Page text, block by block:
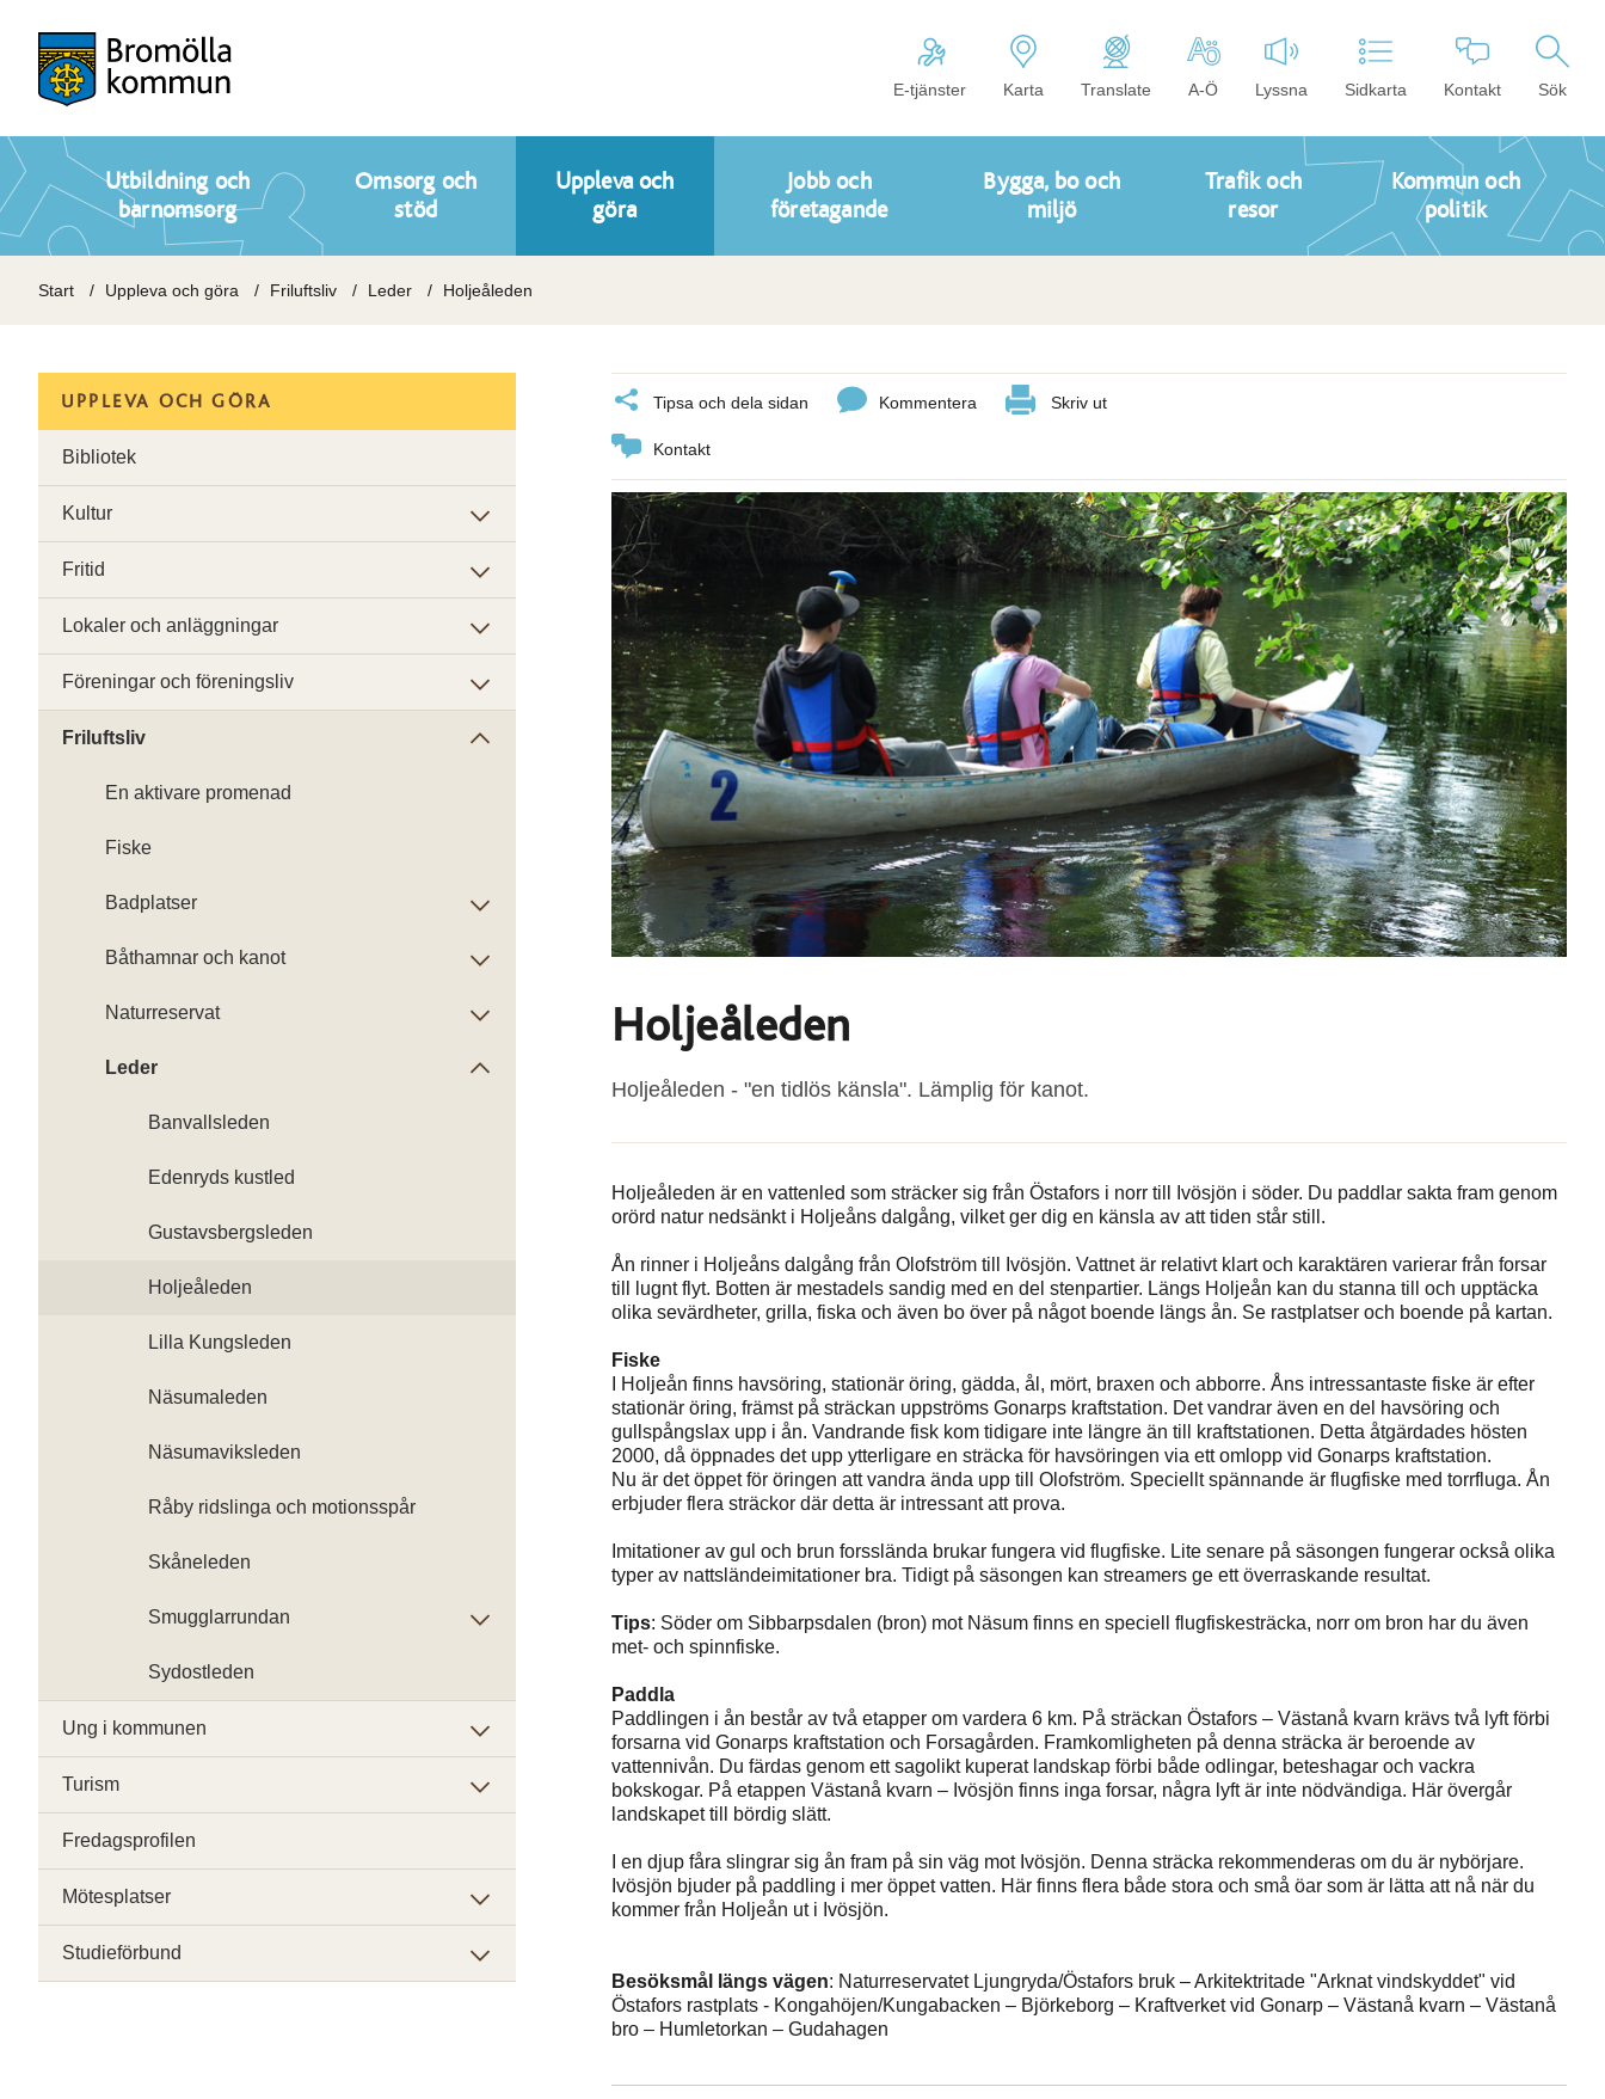
E-tjänster Karta Translate A-Ö Lyssna Sidkarta Kontakt Sök
Utbildning och
barnomsorg
Omsorg och
stöd
Uppleva och
göra
Jobb och
företagande
Bygga, bo och
miljö
Trafik och
resor
Kommun och
politik
Start Uppleva och göra Friluftsliv Leder Holjeåleden
Tipsa och dela sidan Kommentera Skriv ut
Kontakt
Holjeåleden
Holjeåleden - "en tidlös känsla". Lämplig för kanot.
Holjeåleden är en vattenled som sträcker sig från Östafors i norr till Ivösjön i söder. Du paddlar sakta fram genom
orörd natur nedsänkt i Holjeåns dalgång, vilket ger dig en känsla av att tiden står still.
Ån rinner i Holjeåns dalgång från Olofström till Ivösjön. Vattnet är relativt klart och karaktären varierar från forsar
till lugnt flyt. Botten är mestadels sandig med en del stenpartier. Längs Holjeån kan du stanna till och upptäcka
olika sevärdheter, grilla, fiska och även bo över på något boende längs ån. Se rastplatser och boende på kartan.
Fiske
I Holjeån finns havsöring, stationär öring, gädda, ål, mört, braxen och abborre. Åns intressantaste fiske är efter
stationär öring, främst på sträckan uppströms Gonarps kraftstation. Det vandrar även en del havsöring och
gullspångslax upp i ån. Vandrande fisk kom tidigare inte längre än till kraftstationen. Detta åtgärdades hösten
2000, då öppnades det upp ytterligare en sträcka för havsöringen via ett omlopp vid Gonarps kraftstation.
Nu är det öppet för öringen att vandra ända upp till Olofström. Speciellt spännande är flugfiske med torrfluga. Ån
erbjuder flera sträckor där detta är intressant att prova.
Imitationer av gul och brun forsslända brukar fungera vid flugfiske. Lite senare på säsongen fungerar också olika
typer av nattsländeimitationer bra. Tidigt på säsongen kan streamers ge ett överraskande resultat.
Tips: Söder om Sibbarpsdalen (bron) mot Näsum finns en speciell flugfiskesträcka, norr om bron har du även
met- och spinnfiske.
Paddla
Paddlingen i ån består av två etapper om vardera 6 km. På sträckan Östafors – Västanå kvarn krävs två lyft förbi
forsarna vid Gonarps kraftstation och Forsagården. Framkomligheten på denna sträcka är beroende av
vattennivån. Du färdas genom ett sagolikt kuperat landskap förbi både odlingar, beteshagar och vackra
bokskogar. På etappen Västanå kvarn – Ivösjön finns inga forsar, några lyft är inte nödvändiga. Här övergår
landskapet till bördig slätt.
I en djup fåra slingrar sig ån fram på sin väg mot Ivösjön. Denna sträcka rekommenderas om du är nybörjare.
Ivösjön bjuder på paddling i mer öppet vatten. Här finns flera både stora och små öar som är lätta att nå när du
kommer från Holjeån ut i Ivösjön.
Besöksmål längs vägen: Naturreservatet Ljungryda/Östafors bruk – Arkitektritade "Arknat vindskyddet" vid
Östafors rastplats - Kongahöjen/Kungabacken – Björkeborg – Kraftverket vid Gonarp – Västanå kvarn – Västanå
bro – Humletorkan – Gudahagen
UPPLEVA OCH GÖRA
Bibliotek
Kultur
Fritid
Lokaler och anläggningar
Föreningar och föreningsliv
Friluftsliv
En aktivare promenad
Fiske
Badplatser
Båthamnar och kanot
Naturreservat
Leder
Banvallsleden
Edenryds kustled
Gustavsbergsleden
Holjeåleden
Lilla Kungsleden
Näsumaleden
Näsumaviksleden
Råby ridslinga och motionsspår
Skåneleden
Smugglarrundan
Sydostleden
Ung i kommunen
Turism
Fredagsprofilen
Mötesplatser
Studieförbund